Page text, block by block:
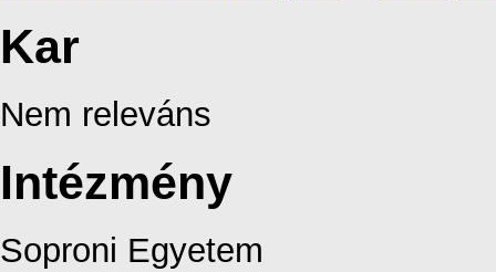
Kar
Nem releváns
Intézmény
Soproni Egyetem